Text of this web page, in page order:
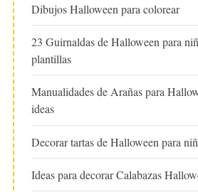
Dibujos Halloween para colorear
23 Guirnaldas de Halloween para
plantillas
Manualidades de Arañas para
ideas
Decorar tartas de Halloween para
Ideas para decorar Calabazas